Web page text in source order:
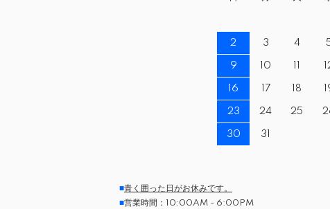
2 3 4
9 10
16 17 18
23 24 25
30 31
■青く囲った日がお休みです。
■営業時間：10:00AM - 6:00PM